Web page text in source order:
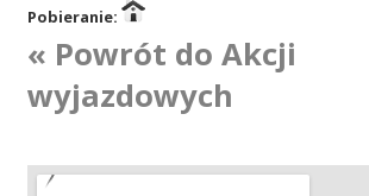
Akcje wyjazdowe
Krwiodawcy
Pobieranie:
« Powrót do Akcji
wyjazdowych